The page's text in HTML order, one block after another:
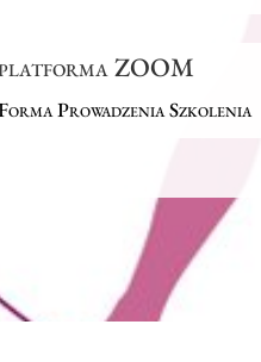
ZOOM
Prowadzenia Szkolenia